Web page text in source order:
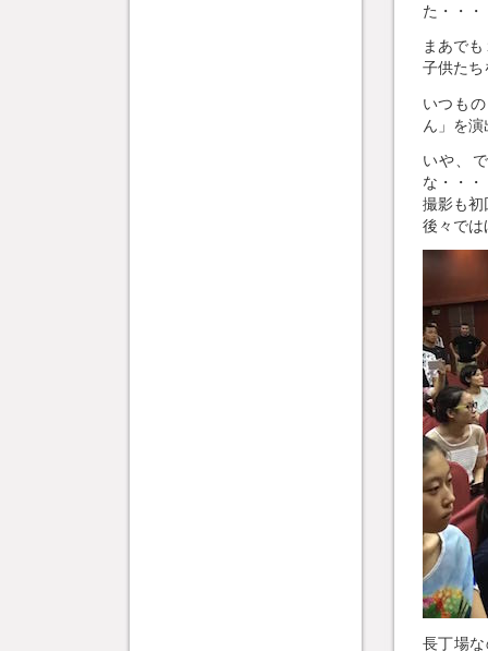
た・・・
まあで
子供たち
いつも
ん」を
いや、
な・・・
撮影も初
後々では
長丁場